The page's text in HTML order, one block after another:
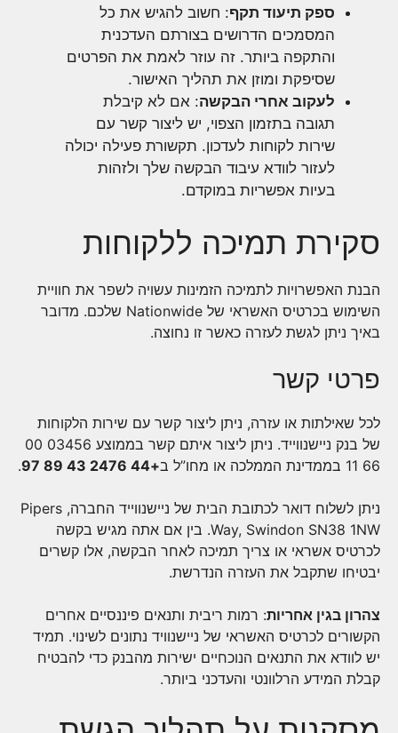
ספק תיעוד תקף: חשוב להגיש את כל
המסמכים הדרושים בצורתם העדכנית
והתקפה ביותר. זה עוזר לאמת את הפרטים
שסיפקת ומוזן את תהליך האישור.
לעקוב אחרי הבקשה: אם לא קיבלת
תגובה בתזמון הצפוי, יש ליצור קשר עם
שירות לקוחות לעדכון. תקשורת פעילה יכולה
לעזור לוודא עיבוד הבקשה שלך ולזהות
בעיות אפשריות במוקדם.
סקירת תמיכה ללקוחות
הבנת האפשרויות לתמיכה הזמינות עשויה לשפר את חוויית
השימוש בכרטיס האשראי של Nationwide שלכם. מדובר
באיך ניתן לגשת לעזרה כאשר זו נחוצה.
פרטי קשר
לכל שאילתות או עזרה, ניתן ליצור קשר עם שירות הלקוחות
של בנק ניישנווייד. ניתן ליצור איתם קשר בממוצע 03456 00
66 11 בממדינת הממלכה או מחו”ל ב
+44 2476 43 89 97
.
ניתן לשלוח דואר לכתובת הבית של ניישנווייד החברה, Pipers
Way, Swindon SN38 1NW. בין אם אתה מגיש בקשה
לכרטיס אשראי או צריך תמיכה לאחר הבקשה, אלו קשרים
יבטיחו שתקבל את העזרה הנדרשת.
צהרון בגין אחריות: רמות ריבית ותנאים פיננסיים אחרים
הקשורים לכרטיס האשראי של ניישנוויד נתונים לשינוי. תמיד
יש לוודא את התנאים הנוכחיים ישירות מהבנק כדי להבטיח
קבלת המידע הרלוונטי והעדכני ביותר.